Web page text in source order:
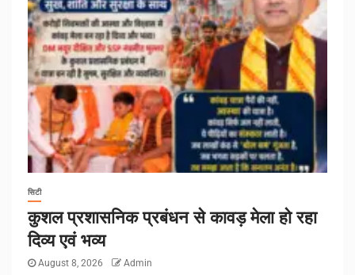
सिटी
कुशल प्रशासनिक प्रबंधन से कावड़ मेला हो रहा
दिव्य एवं भव्य
August 8, 2026 Admin